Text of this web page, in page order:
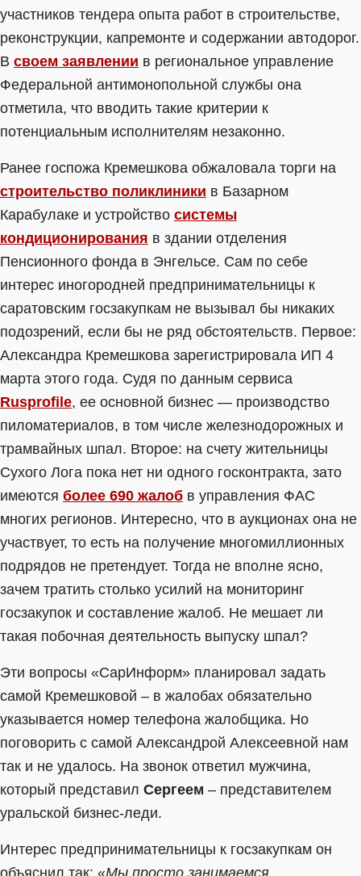
участников тендера опыта работ в строительстве,
реконструкции, капремонте и содержании автодорог.
В своем заявлении в региональное управление
Федеральной антимонопольной службы она
отметила, что вводить такие критерии к
потенциальным исполнителям незаконно.
Ранее госпожа Кремешкова обжаловала торги на
строительство поликлиники в Базарном
Карабулаке и устройство системы
кондиционирования в здании отделения
Пенсионного фонда в Энгельсе. Сам по себе
интерес иногородней предпринимательницы к
саратовским госзакупкам не вызывал бы никаких
подозрений, если бы не ряд обстоятельств. Первое:
Александра Кремешкова зарегистрировала ИП 4
марта этого года. Судя по данным сервиса
Rusprofile, ее основной бизнес — производство
пиломатериалов, в том числе железнодорожных и
трамвайных шпал. Второе: на счету жительницы
Сухого Лога пока нет ни одного госконтракта, зато
имеются более 690 жалоб в управления ФАС
многих регионов. Интересно, что в аукционах она не
участвует, то есть на получение многомиллионных
подрядов не претендует. Тогда не вполне ясно,
зачем тратить столько усилий на мониторинг
госзакупок и составление жалоб. Не мешает ли
такая побочная деятельность выпуску шпал?
Эти вопросы «СарИнформ» планировал задать
самой Кремешковой – в жалобах обязательно
указывается номер телефона жалобщика. Но
поговорить с самой Александрой Алексеевной нам
так и не удалось. На звонок ответил мужчина,
который представил Сергеем – представителем
уральской бизнес-леди.
Интерес предпринимательницы к госзакупкам он
объяснил так: «Мы просто занимаемся